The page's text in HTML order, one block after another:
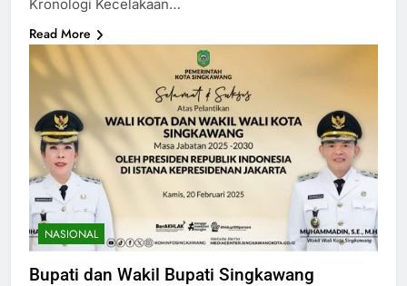
Kronologi Kecelakaan…
Read More
NASIONAL
Bupati dan Wakil Bupati Singkawang